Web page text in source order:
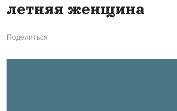
летняя женщина
Поделиться